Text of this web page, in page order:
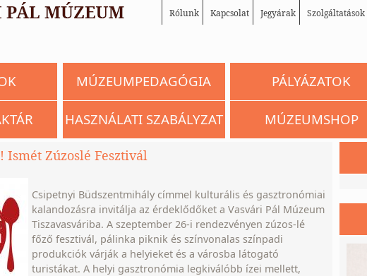
Rólunk Kapcsolat Jegyárak Szolgáltatások
MÚZEUMPEDAGÓGIA PÁLYÁZATOK
HASZNÁLATI SZABÁLYZAT MÚZEUMSHOP
Ismét Zúzoslé Fesztivál
Csipetnyi Büdszentmihály címmel kulturális és gasztronómiai
kalandozásra invitálja az érdeklődőket a Vasvári Pál Múzeum
Tiszavasváriba. A szeptember 26-i rendezvényen zúzos-lé
főző fesztivál, pálinka piknik és színvonalas színpadi
produkciók várják a helyieket és a városba látogató
turistákat. A helyi gasztronómia legkiválóbb ízei mellett,